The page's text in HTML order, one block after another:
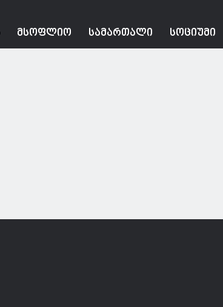
ᲛᲡᲝᲤᲚᲘᲝ ᲡᲐᲛᲐᲠᲗᲐᲚᲘ ᲡᲝᲪᲘᲣᲛᲘ